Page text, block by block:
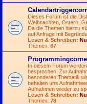
Dieses Forum ist die
Weihnachten, Ostern,
Da die Themen hierzu
auf Anfrage mit
Lesen & Schreiben:
Themen: 67
In diesem Forum
besprochen. Zur
besonderen Thematik
behalten uns
Aufnahmen wieder zu
Lesen & Schreiben:
Themen: 78